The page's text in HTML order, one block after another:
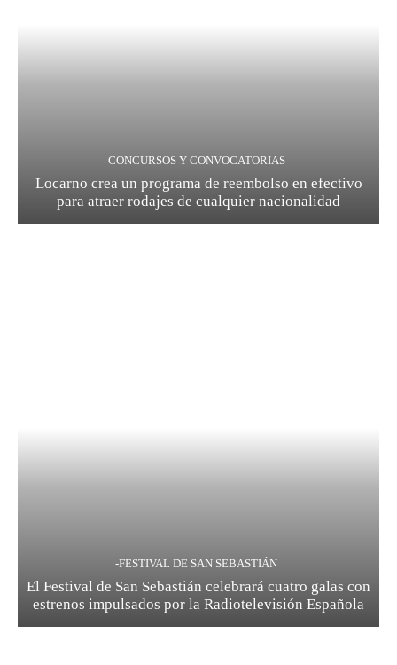
CONCURSOS Y CONVOCATORIAS
Locarno crea un programa de reembolso en efectivo
para atraer rodajes de cualquier nacionalidad
-FESTIVAL DE SAN SEBASTIÁN
El Festival de San Sebastián celebrará cuatro galas con
estrenos impulsados por la Radiotelevisión Española